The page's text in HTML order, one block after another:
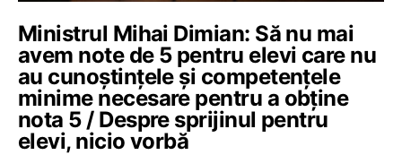
Ministrul Mihai Dimian: Să nu mai
avem note de 5 pentru elevi care nu
au cunoștințele și competențele
minime necesare pentru a obține
nota 5 / Despre sprijinul pentru
elevi, nicio vorbă